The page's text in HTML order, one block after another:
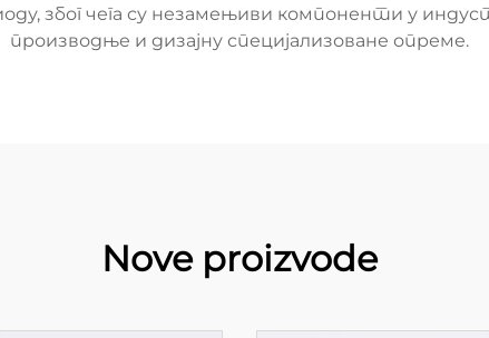
због чега су незамењиви компоненти у
производње и дизајну специјализоване опреме.
Nove proizvode